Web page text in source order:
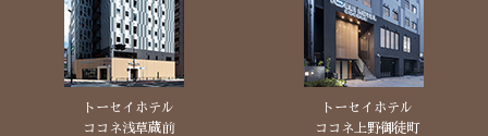
トーセイホテル
ココネ浅草蔵前
トーセイホテル
ココネ上野御徒町